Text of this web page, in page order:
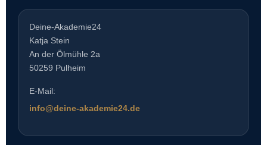
Deine-Akademie24
Katja Stein
An der Ölmühle 2a
50259 Pulheim
E-Mail:
info@deine-akademie24.de